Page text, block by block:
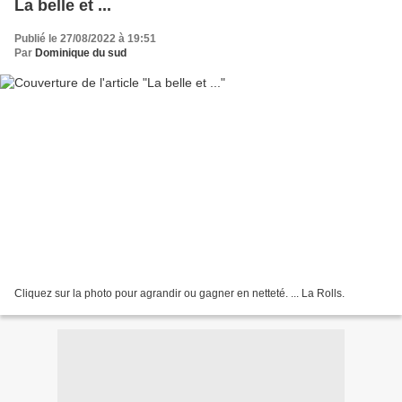
La belle et ...
Publié le 27/08/2022 à 19:51
Par Dominique du sud
Cliquez sur la photo pour agrandir ou gagner en netteté. ... La Rolls.